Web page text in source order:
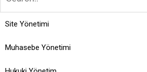
Site Yönetimi
Muhasebe Yönetimi